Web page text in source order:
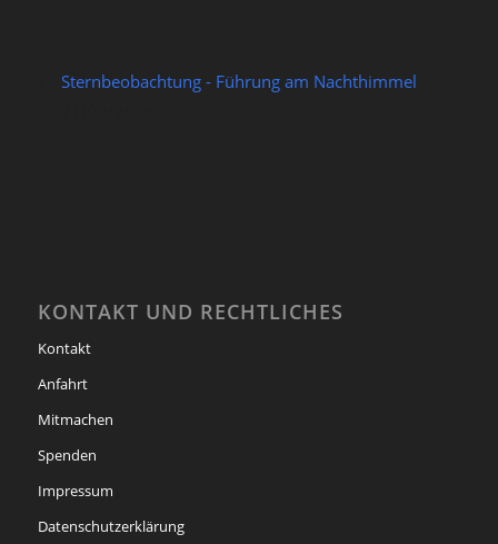
Sternbeobachtung - Führung am Nachthimmel
KONTAKT UND RECHTLICHES
Kontakt
Anfahrt
Mitmachen
Spenden
Impressum
Datenschutzerklärung